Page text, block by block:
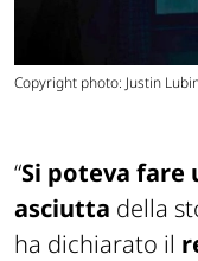
Copyright photo: Justin
“Si poteva fare
asciutta della
ha dichiarato il